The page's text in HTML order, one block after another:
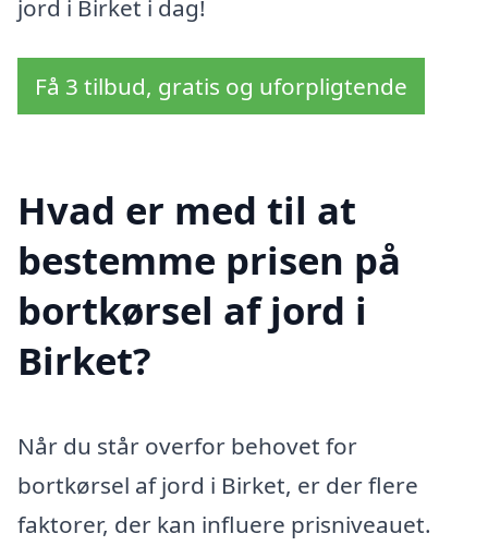
jord i Birket i dag!
Få 3 tilbud, gratis og uforpligtende
Hvad er med til at
bestemme prisen på
bortkørsel af jord i
Birket?
Når du står overfor behovet for
bortkørsel af jord i Birket, er der flere
faktorer, der kan influere prisniveauet.